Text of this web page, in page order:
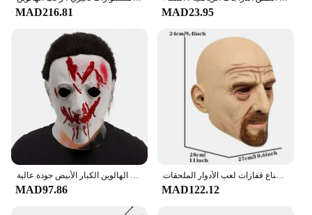
MAD216.81 MAD23.95
MAD97.86 MAD122.12